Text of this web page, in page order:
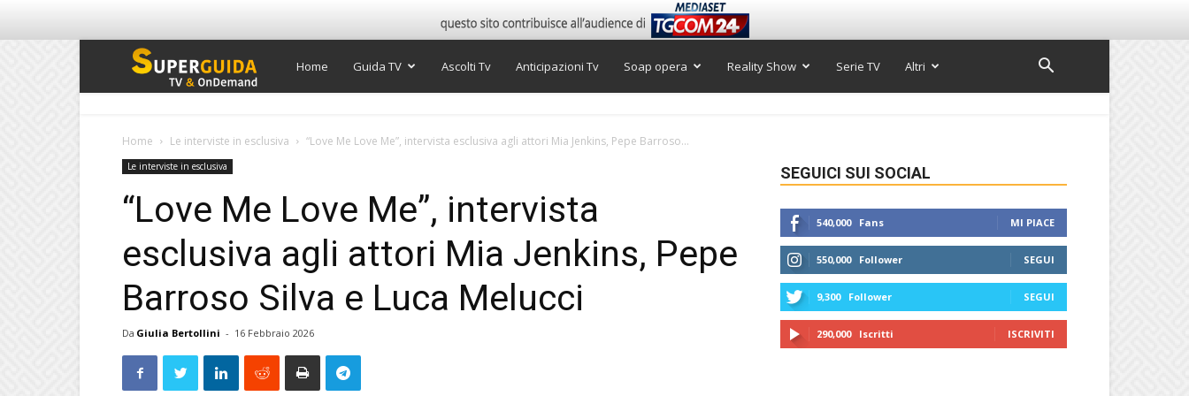
Super
Home Guida TV Ascolti Tv Anticipazioni Tv Soap opera Reality Show Serie TV Altri
Home Le interviste in esclusiva “Love Me Love Me”, intervista esclusiva agli attori Mia Jenkins, Pepe Barroso...
Le interviste in esclusiva
“Love Me Love Me”, intervista
esclusiva agli attori Mia Jenkins, Pepe
Barroso Silva e Luca Melucci
Da Giulia Bertollini - 16 Febbraio 2026
SEGUICI SUI SOCIAL
540,000 Fans MI PIACE
550,000 Follower SEGUI
9,300 Follower SEGUI
290,000 Iscritti ISCRIVITI